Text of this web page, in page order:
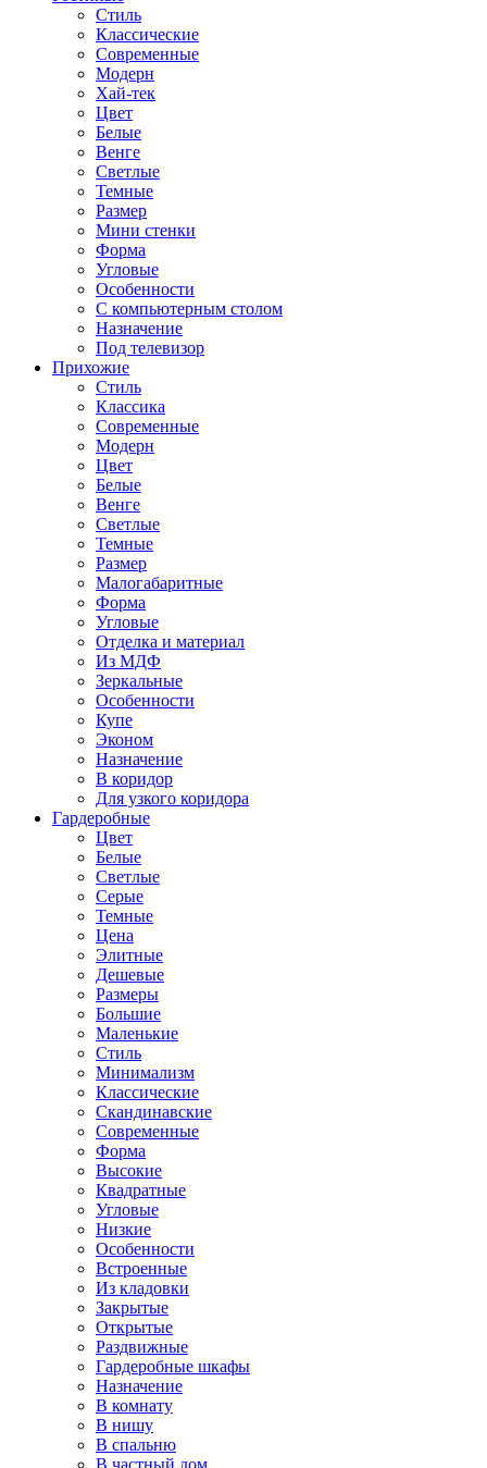
Стиль
Классические
Современные
Модерн
Хай-тек
Цвет
Белые
Венге
Светлые
Темные
Размер
Мини стенки
Форма
Угловые
Особенности
С компьютерным столом
Назначение
Под телевизор
Прихожие
Стиль
Классика
Современные
Модерн
Цвет
Белые
Венге
Светлые
Темные
Размер
Малогабаритные
Форма
Угловые
Отделка и материал
Из МДФ
Зеркальные
Особенности
Купе
Эконом
Назначение
В коридор
Для узкого коридора
Гардеробные
Цвет
Белые
Светлые
Серые
Темные
Цена
Элитные
Дешевые
Размеры
Большие
Маленькие
Стиль
Минимализм
Классические
Скандинавские
Современные
Форма
Высокие
Квадратные
Угловые
Низкие
Особенности
Встроенные
Из кладовки
Закрытые
Открытые
Раздвижные
Гардеробные шкафы
Назначение
В комнату
В нишу
В спальню
В частный дом